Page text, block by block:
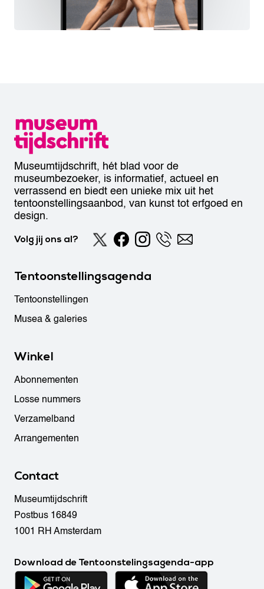
Museumtijdschrift, hét blad voor de
museumbezoeker, is informatief, actueel en
verrassend en biedt een unieke mix uit het
tentoonstellingsaanbod, van kunst tot erfgoed en
design.
Volg jij ons al?
Tentoonstellingsagenda
Tentoonstellingen
Musea & galeries
Winkel
Abonnementen
Losse nummers
Verzamelband
Arrangementen
Contact
Museumtijdschrift
Postbus 16849
1001 RH Amsterdam
Download de Tentoonstelingsagenda-app